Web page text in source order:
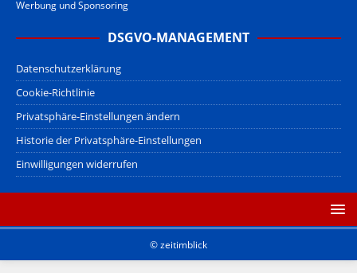
Werbung und Sponsoring
DSGVO-MANAGEMENT
Datenschutzerklärung
Cookie-Richtlinie
Privatsphäre-Einstellungen ändern
Historie der Privatsphäre-Einstellungen
Einwilligungen widerrufen
© zeitimblick